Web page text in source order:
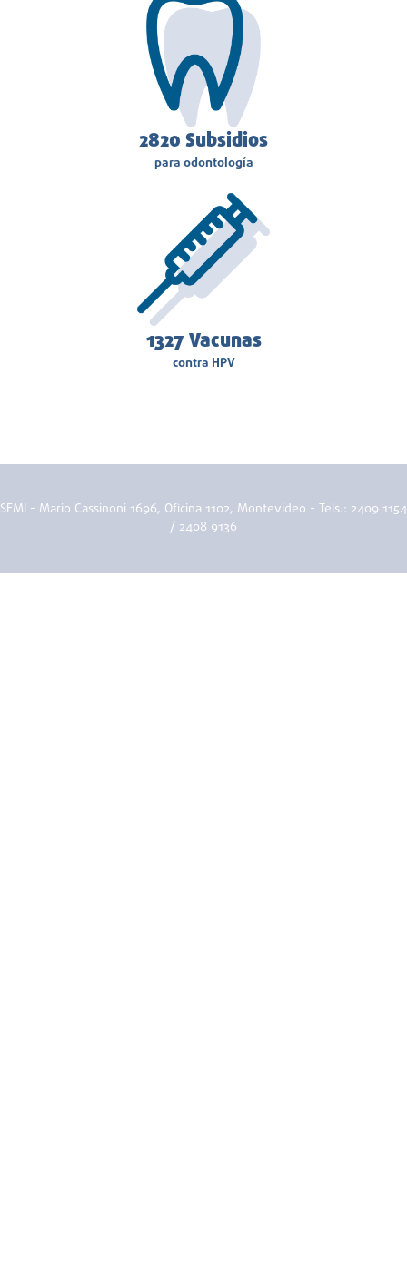
3380Subsidios
para odontología
1327Vacunas
contra HPV
SEMI - Mario Cassinoni 1696, Oficina 1102, Montevideo - Tels.: 2409 1154
/ 2408 9136